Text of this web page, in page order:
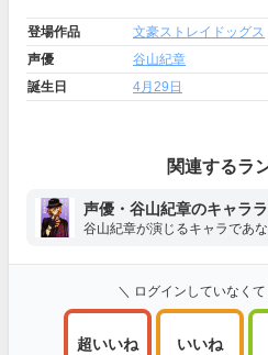
登場作品
文豪ストレイドッグス
声優
谷山紀章
誕生日
4月29日
関連するラ
声優・谷山紀章のキャラ
谷山紀章が演じるキャラであ
＼ ログインしていなく
超いいね いいね